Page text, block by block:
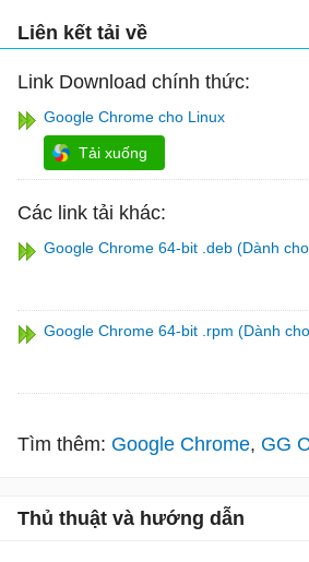
Liên kết tải về
Link Download chính thức:
Google Chrome cho Linux
Tải xuống
Các link tải khác:
Google Chrome 64-bit .deb (Dành
Google Chrome 64-bit .rpm (Dành
Tìm thêm: Google Chrome GG
Thủ thuật và hướng dẫn